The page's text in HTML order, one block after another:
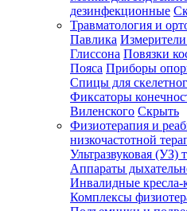
дезинфекционные
Травматология и
Павлика
Глиссона Повязки
Пояса Приборы
Спицы для
Фиксаторы
Виленского Скрыть
Физиотерапия и
низкочастотной
Ультразвуковая (УЗ)
Аппараты
Инвалидные кресла-
Комплексы